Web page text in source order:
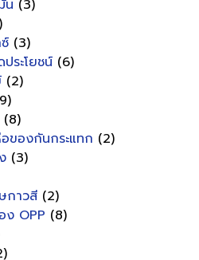
น (3)
(3)
ระโยชน์ (6)
(2)
(8)
ของกันกระแทก (2)
(3)
กาวสี (2)
ง OPP (8)